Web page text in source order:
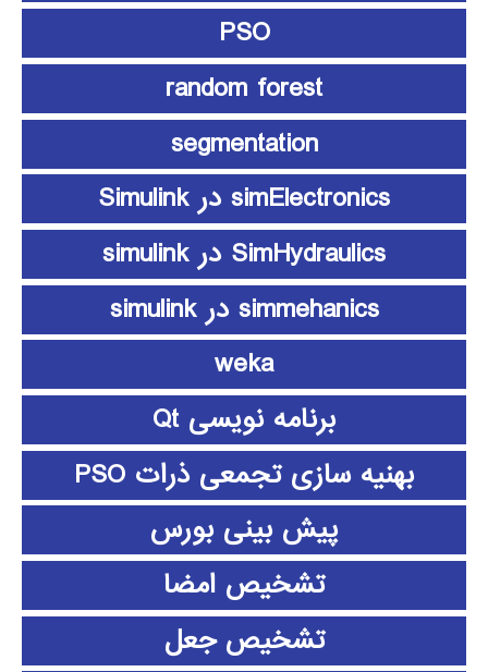
PSO
random forest
segmentation
simElectronics در Simulink
SimHydraulics در simulink
simmehanics در simulink
weka
برنامه نویسی Qt
بهنیه سازی تجمعی ذرات PSO
پیش بینی بورس
تشخیص امضا
تشخیص جعل